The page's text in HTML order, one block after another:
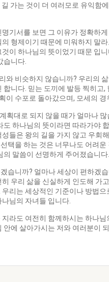
가는 것이 더 여러모로 유익
기서를 보면 그 이유가 정확하
형제이기 때문에 미워하지 말
이 하나님의 뜻이었기 때문 입
습니다.
와 비슷하지 않습니까? 우리의
니다. 믿는 도끼에 발등 찍히
수포로 돌아갔으며, 모세의
획대로 되지 않을 때가 얼마나
하나님의 뜻이라면 따라가야
들은 왕의 길을 가지 않고 우회
택을 하는 것은 너무나도 어려
말씀이 선명하게 주어졌습니
습니까? 얼마나 세상이 편하겠
우리 삶을 신실하게 인도해
리는 세상적인 기준이나 방법
님의 자녀들 입니다.
라도 여전히 함께하시는 하나
에 살아가시는 저와 여러분이